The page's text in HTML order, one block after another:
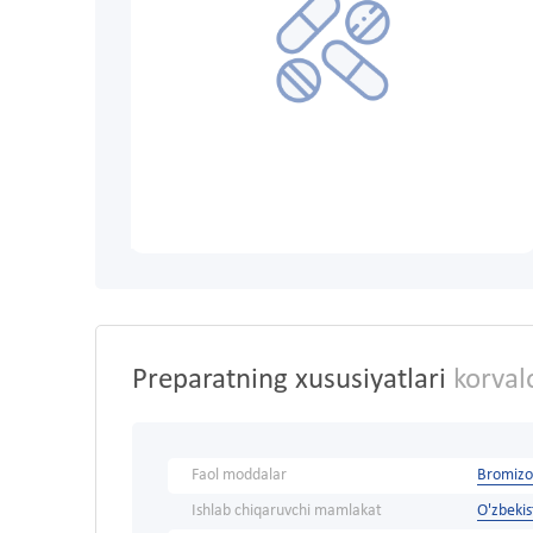
Preparatning xususiyatlari
Faol moddalar
Ishlab chiqaruvchi mamlakat